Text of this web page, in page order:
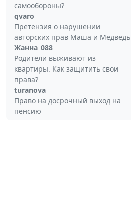
самообороны?
qvaro
Претензия о нарушении
авторских прав Маша и Медведь
Жанна_088
Родители выживают из
квартиры. Как защитить свои
права?
turanova
Право на досрочный выход на
пенсию